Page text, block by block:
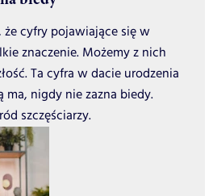
cyfry pojawiające się w
znaczenie. Możemy z nich
Ta cyfra w dacie urodzenia
nigdy nie zazna biedy.
szczęściarzy.